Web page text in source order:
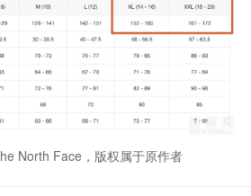
North Face，版权属于原作者